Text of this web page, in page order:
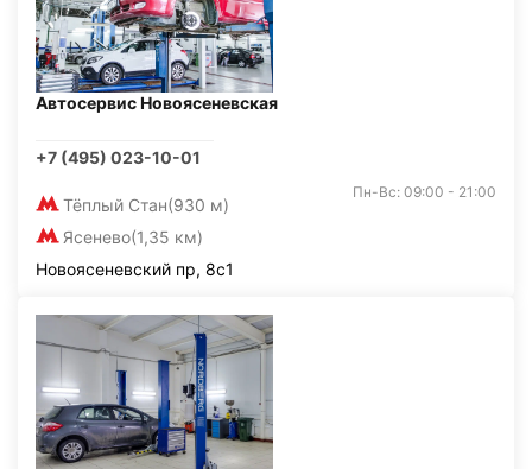
Автосервис Новоясеневская
+7 (495) 023-10-01
Тёплый Стан(930 м)
Ясенево(1,35 км)
Пн-Вс: 09:00 - 21:00
Новоясеневский пр, 8с1